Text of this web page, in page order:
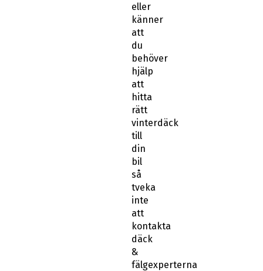
eller
känner
att
du
behöver
hjälp
att
hitta
rätt
vinterdäck
till
din
bil
så
tveka
inte
att
kontakta
däck
&
fälgexperterna